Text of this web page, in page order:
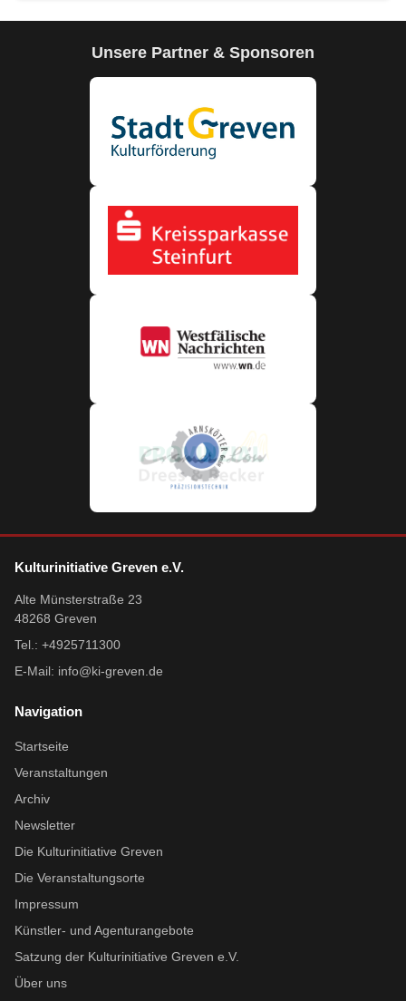
Unsere Partner & Sponsoren
Kulturinitiative Greven e.V.
Alte Münsterstraße 23
48268 Greven
Tel.: +4925711300
E-Mail: info@ki-greven.de
Navigation
Startseite
Veranstaltungen
Archiv
Newsletter
Die Kulturinitiative Greven
Die Veranstaltungsorte
Impressum
Künstler- und Agenturangebote
Satzung der Kulturinitiative Greven e.V.
Über uns